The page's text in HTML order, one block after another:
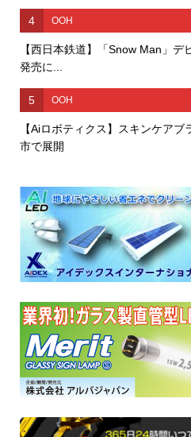
4 OOH
【西日本鉄道】「Snow Man」
発売に...
5 OOH
【Aiロボティクス】スキンケア
市で展開